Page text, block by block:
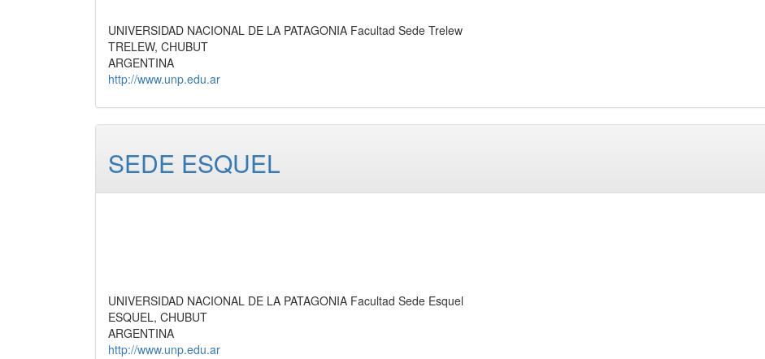
UNIVERSIDAD NACIONAL DE LA PATAGONIA Facultad Sede Trelew
TRELEW, CHUBUT
ARGENTINA
http://www.unp.edu.ar
SEDE ESQUEL
UNIVERSIDAD NACIONAL DE LA PATAGONIA Facultad Sede Esquel
ESQUEL, CHUBUT
ARGENTINA
http://www.unp.edu.ar